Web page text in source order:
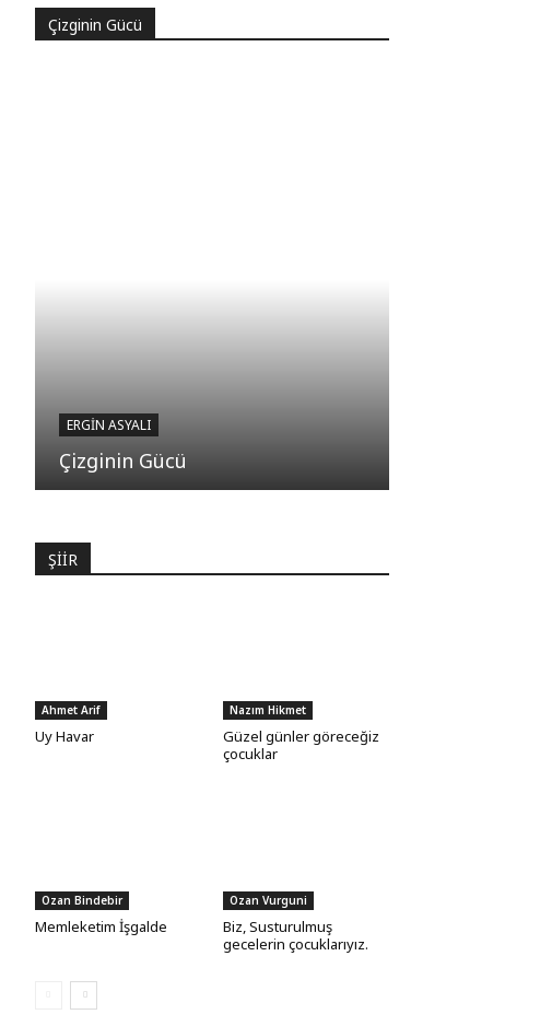
Çizginin Gücü
ERGIN ASYALI
Çizginin Gücü
ŞİİR
Ahmet Arif
Uy Havar
Nazım Hikmet
Güzel günler göreceğiz
çocuklar
Ozan Bindebir
Memleketim İşgalde
Ozan Vurguni
Biz, Susturulmuş
gecelerin çocuklarıyız.